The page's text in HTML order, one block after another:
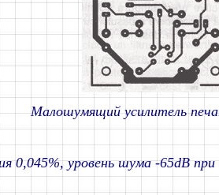
Малошумящий усилитель
0,045%, уровень шума -65dB